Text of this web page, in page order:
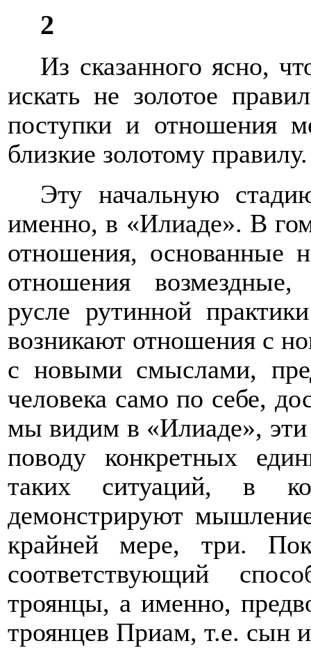
2
Из сказанного ясно,
искать не золотое
поступки и отношения
близкие золотому правилу.
Эту начальную
именно, в «Илиаде». В
отношения, основанные
отношения
русле рутинной
возникают отношения с
с новыми смыслами,
человека само по себе,
мы видим в «Илиаде»,
поводу конкретных
таких ситуаций, в
демонстрируют
крайней мере, три.
соответствующий
троянцы, а именно,
троянцев Приам, т.е. сын